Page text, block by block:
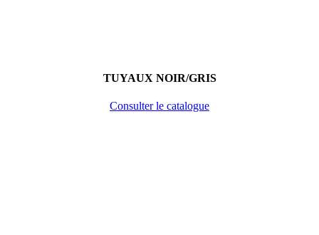
TUYAUX NOIR/GRIS
Consulter le catalogue